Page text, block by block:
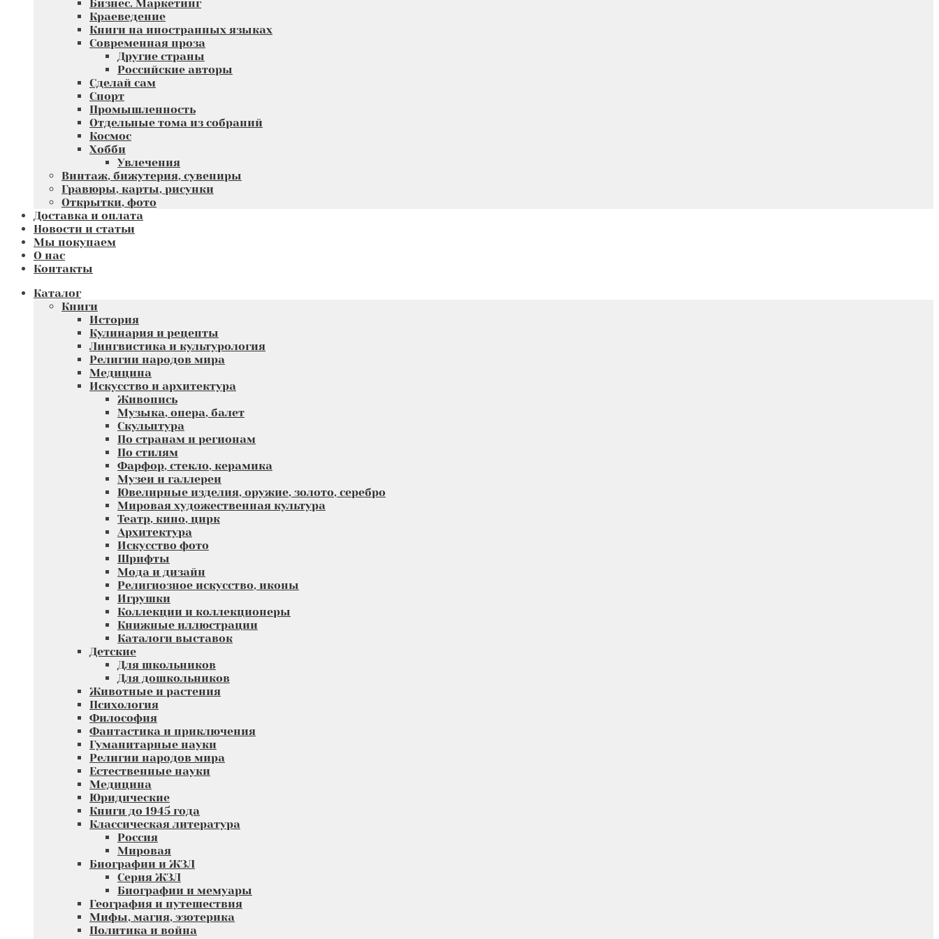
Бизнес. Маркетинг
Краеведение
Книги на иностранных языках
Современная проза
Другие страны
Российские авторы
Сделай сам
Спорт
Промышленность
Отдельные тома из собраний
Космос
Хобби
Увлечения
Винтаж, бижутерия, сувениры
Гравюры, карты, рисунки
Открытки, фото
Доставка и оплата
Новости и статьи
Мы покупаем
О нас
Контакты
Каталог
Книги
История
Кулинария и рецепты
Лингвистика и культурология
Религии народов мира
Медицина
Искусство и архитектура
Живопись
Музыка, опера, балет
Скульптура
По странам и регионам
По стилям
Фарфор, стекло, керамика
Музеи и галлереи
Ювелирные изделия, оружие, золото, серебро
Мировая художественная культура
Театр, кино, цирк
Архитектура
Искусство фото
Шрифты
Мода и дизайн
Религиозное искусство, иконы
Игрушки
Коллекции и коллекционеры
Книжные иллюстрации
Каталоги выставок
Детские
Для школьников
Для дошкольников
Животные и растения
Психология
Философия
Фантастика и приключения
Гуманитарные науки
Религии народов мира
Естественные науки
Медицина
Юридические
Книги до 1945 года
Классическая литература
Россия
Мировая
Биографии и ЖЗЛ
Серия ЖЗЛ
Биографии и мемуары
География и путешествия
Мифы, магия, эзотерика
Политика и война